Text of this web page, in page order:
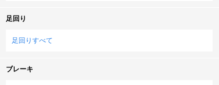
足回り
足回りすべて
ブレーキ